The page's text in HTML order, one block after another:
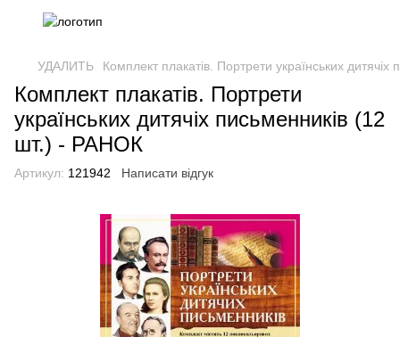
УДАЛИТЬ Комплект плакатів. Портрети українських
Комплект плакатів. Портрети
українських дитячіх письменників (12
шт.) - РАНОК
Артикул: 121942 Написати відгук